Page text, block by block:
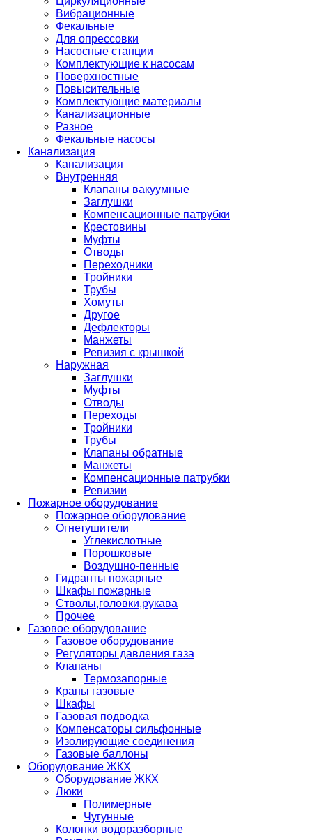
Вибрационные
Фекальные
Для опрессовки
Насосные станции
Комплектующие к насосам
Поверхностные
Повысительные
Комплектующие материалы
Канализационные
Разное
Фекальные насосы
Канализация
Канализация
Внутренняя
Клапаны вакуумные
Заглушки
Компенсационные патрубки
Крестовины
Муфты
Отводы
Переходники
Тройники
Трубы
Хомуты
Другое
Дефлекторы
Манжеты
Ревизия с крышкой
Наружная
Заглушки
Муфты
Отводы
Переходы
Тройники
Трубы
Клапаны обратные
Манжеты
Компенсационные патрубки
Ревизии
Пожарное оборудование
Пожарное оборудование
Огнетушители
Углекислотные
Порошковые
Воздушно-пенные
Гидранты пожарные
Шкафы пожарные
Стволы,головки,рукава
Прочее
Газовое оборудование
Газовое оборудование
Регуляторы давления газа
Клапаны
Термозапорные
Краны газовые
Шкафы
Газовая подводка
Компенсаторы сильфонные
Изолирующие соединения
Газовые баллоны
Оборудование ЖКХ
Оборудование ЖКХ
Люки
Полимерные
Чугунные
Колонки водоразборные